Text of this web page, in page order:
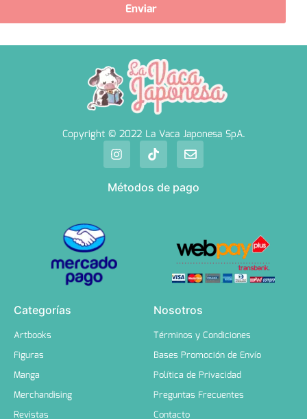
Enviar
Copyright © 2022 La Vaca Japonesa SpA.
Métodos de pago
Categorías
Artbooks
Figuras
Manga
Merchandising
Revistas
Nosotros
Términos y Condiciones
Bases Promoción de Envío
Política de Privacidad
Preguntas Frecuentes
Contacto